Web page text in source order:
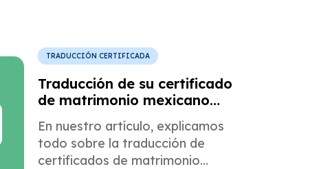
TRADUCCIÓN CERTIFICADA
Traducción de su certificado
de matrimonio mexicano
para la inmigración
estadounidense
En nuestro artículo, explicamos
todo sobre la traducción de
certificados de matrimonio